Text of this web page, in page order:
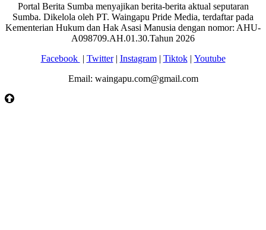
Portal Berita Sumba menyajikan berita-berita aktual seputaran
Sumba. Dikelola oleh PT. Waingapu Pride Media, terdaftar pada
Kementerian Hukum dan Hak Asasi Manusia dengan nomor: AHU-
A098709.AH.01.30.Tahun 2026
Facebook | Twitter| Instagram| Tiktok| Youtube
Email: waingapu.com@gmail.com